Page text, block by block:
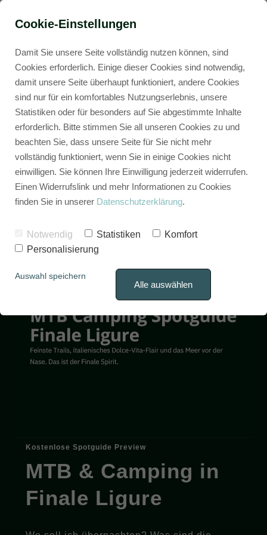
Kostenlose Spotguide Preview
MTB & Camping in
Finale Ligure
Cookie-Einstellungen
Damit Sie unsere Seite vollständig nutzen können, sind
Cookies erforderlich. Einige dieser Cookies sind notwendig,
damit unsere Seite überhaupt funktioniert, andere Cookies
sind nur für ein komfortables Nutzungserlebnis, unsere
Statistiken oder für besonders auf Sie abgestimmte Inhalte
erforderlich. Bitte stimmen Sie all unseren Cookies zu und
beachten Sie, dass unsere Seite für Sie nicht mehr
vollständig funktioniert, wenn Sie in einige Cookies nicht
einwilligen. Sie können Ihre Einwilligung jederzeit widerrufen.
Einen Widerrufslink und mehr Informationen zu Cookies
finden Sie in unserer Datenschutzerklärung.
Notwendig Statistiken
Komfort
Personalisierung
Auswahl speichern
Alle auswählen